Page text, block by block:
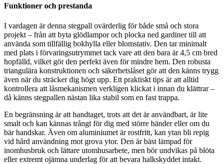
Funktioner och prestanda
I vardagen är denna stegpall ovärderlig för både små och stora
projekt – från att byta glödlampor och plocka ned gardiner till att
använda som tillfällig bokhylla eller blomstativ. Den tar minimalt
med plats i förvaringsutrymmet tack vare att den bara är 4,5 cm bred
hopfälld, vilket gör den perfekt även för mindre hem. Den robusta
triangulära konstruktionen och säkerhetslåset gör att den känns trygg
även när du sträcker dig högt upp. Ett praktiskt tips är att alltid
kontrollera att låsmekanismen verkligen klickat i innan du klättrar –
då känns stegpallen nästan lika stabil som en fast trappa.
En begränsning är att handtaget, trots att det är användbart, är lite
smalt och kan kännas trångt för dig med större händer eller om du
bär handskar. Även om aluminiumet är rostfritt, kan ytan bli repig
vid hård användning mot grova ytor. Den är bäst lämpad för
inomhusbruk och lättare utomhusarbete, men bör undvikas på blöta
eller extremt ojämna underlag för att bevara halkskyddet intakt.